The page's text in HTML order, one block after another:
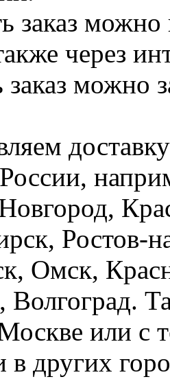
заказ можно
через
заказ можно
Ростов-
Омск,
или с
в других